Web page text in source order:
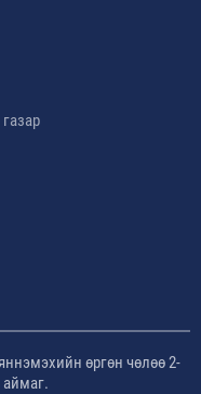
өргөн чөлөө 2-
аймаг.